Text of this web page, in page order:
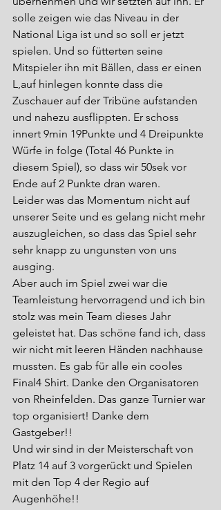
solle zeigen wie das Niveau in der
National Liga ist und so soll er jetzt
spielen. Und so fütterten seine
Mitspieler ihn mit Bällen, dass er einen
L,auf hinlegen konnte dass die
Zuschauer auf der Tribüne aufstanden
und nahezu ausflippten. Er schoss
innert 9min 19Punkte und 4 Dreipunkte
Würfe in folge (Total 46 Punkte in
diesem Spiel), so dass wir 50sek vor
Ende auf 2 Punkte dran waren.
Leider was das Momentum nicht auf
unserer Seite und es gelang nicht mehr
auszugleichen, so dass das Spiel sehr
sehr knapp zu ungunsten von uns
ausging.
Aber auch im Spiel zwei war die
Teamleistung hervorragend und ich bin
stolz was mein Team dieses Jahr
geleistet hat. Das schöne fand ich, dass
wir nicht mit leeren Händen nachhause
mussten. Es gab für alle ein cooles
Final4 Shirt. Danke den Organisatoren
von Rheinfelden. Das ganze Turnier war
top organisiert! Danke dem
Gastgeber!!
Und wir sind in der Meisterschaft von
Platz 14 auf 3 vorgerückt und Spielen
mit den Top 4 der Regio auf
Augenhöhe!!